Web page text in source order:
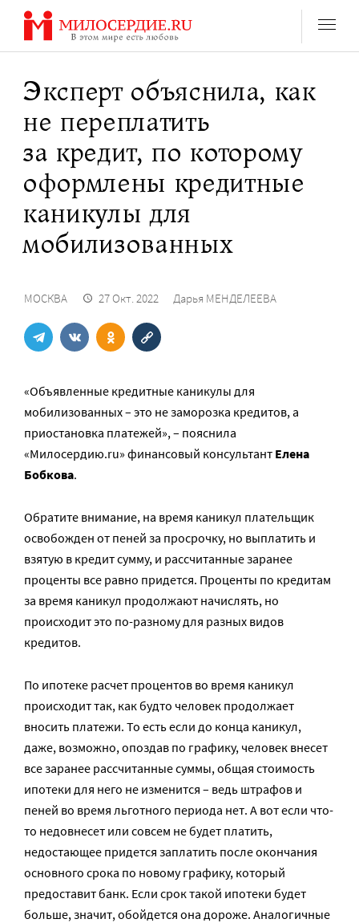
Перейти
содержанию
Эксперт объяснила, как
не переплатить
за кредит, по которому
оформлены кредитные
каникулы для
мобилизованных
МОСКВА 27 Окт. 2022 Дарья МЕНДЕЛЕЕВА
«Объявленные кредитные каникулы для
мобилизованных – это не заморозка кредитов, а
приостановка платежей», – пояснила
«Милосердию.ru» финансовый консультант Елена
Бобкова.
Обратите внимание, на время каникул плательщик
освобожден от пеней за просрочку, но выплатить и
взятую в кредит сумму, и рассчитанные заранее
проценты все равно придется. Проценты по кредитам
за время каникул продолжают начислять, но
происходит это по-разному для разных видов
кредитов.
По ипотеке расчет процентов во время каникул
происходит так, как будто человек продолжает
вносить платежи. То есть если до конца каникул,
даже, возможно, опоздав по графику, человек внесет
все заранее рассчитанные суммы, общая стоимость
ипотеки для него не изменится – ведь штрафов и
пеней во время льготного периода нет. А вот если что-
то недовнесет или совсем не будет платить,
недостающее придется заплатить после окончания
основного срока по новому графику, который
предоставит банк. Если срок такой ипотеки будет
больше, значит, обойдется она дороже. Аналогичные